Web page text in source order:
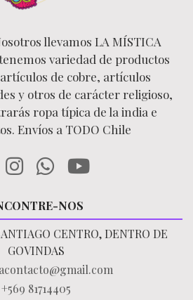
llevamos LA MÍSTICA
variedad de productos
de cobre, artículos
y otros de carácter religioso,
ropa típica de la india e
Envíos a TODO Chile
NOS
CENTRO, DENTRO DE
GOVINDAS
+569 81714405